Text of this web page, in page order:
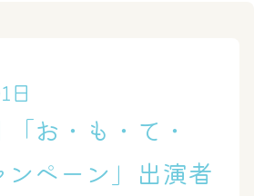
日
お・も・て・
ンペーン」出演者